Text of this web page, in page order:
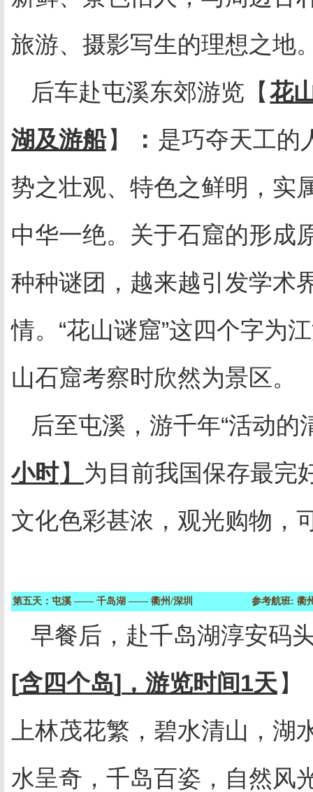
旅游、摄影写生的理想之地
后车赴屯溪东郊游览【花
湖及游船】 ： 是巧夺天工的
势之壮观、特色之鲜明，实
中华一绝。关于石窟的形成
种种谜团，越来越引发学术
情。“花山谜窟”这四个字为
山石窟考察时欣然为景区。
后至屯溪，游千年“活动的
小时】 为目前我国保存最完
文化色彩甚浓，观光购物，
第五天：屯溪 —— 千岛湖 —— 衢州/深圳 参考航班: 衢州-深
早餐后，赴千岛湖淳安码
[含四个岛] ，游览时间1天 】
上林茂花繁，碧水清山，湖
水呈奇，千岛百姿，自然风